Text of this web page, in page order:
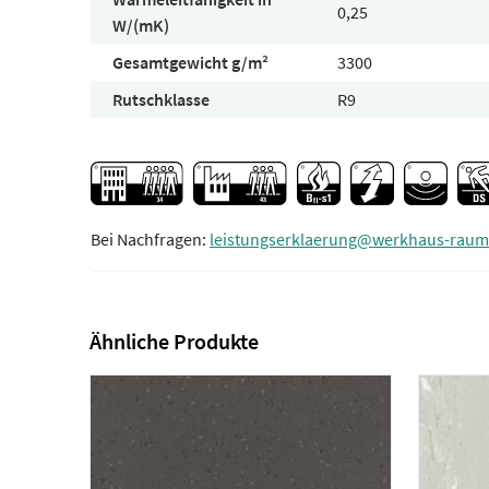
W/(mK)
0,25
Gesamtgewicht g/m²
3300
Rutschklasse
R9
Bei Nachfragen: leistungserklaerung@werkhaus-
Ähnliche Produkte